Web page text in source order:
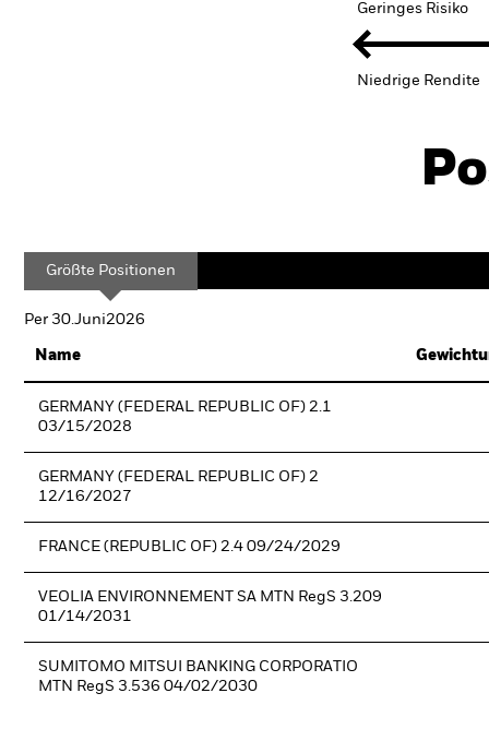
Geringes Risiko
Niedrige Rendite
Größte Positionen
Per 30.Juni2026
Name
GERMANY (FEDERAL REPUBLIC OF) 2.1
03/15/2028
GERMANY (FEDERAL REPUBLIC OF) 2
12/16/2027
FRANCE (REPUBLIC OF) 2.4 09/24/2029
VEOLIA ENVIRONNEMENT SA MTN RegS 3.209
01/14/2031
SUMITOMO MITSUI BANKING CORPORATIO
MTN RegS 3.536 04/02/2030